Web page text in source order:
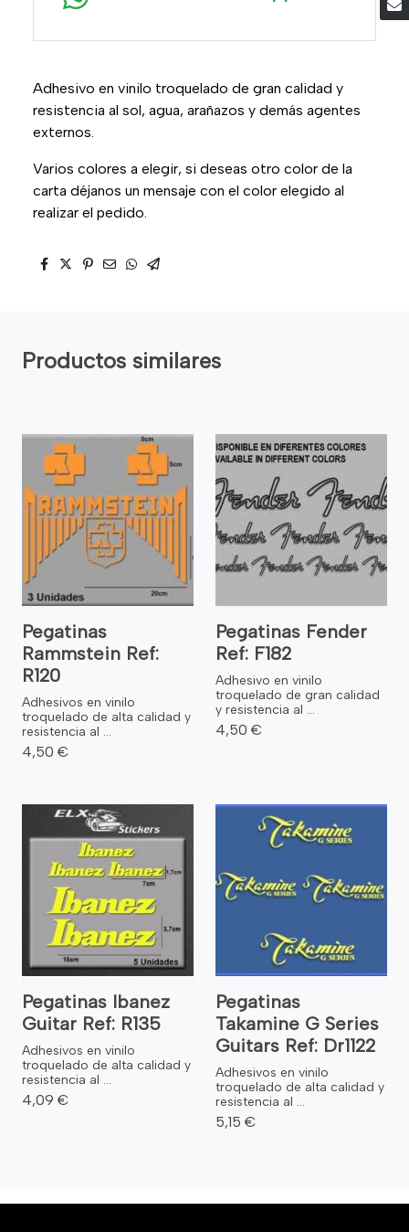
Adhesivo en vinilo troquelado de gran calidad y
resistencia al sol, agua, arañazos y demás agentes
externos.
Varios colores a elegir, si deseas otro color de la
carta déjanos un mensaje con el color elegido al
realizar el pedido.
Productos similares
Pegatinas
Rammstein Ref:
R120
Adhesivos en vinilo
troquelado de alta calidad y
resistencia al ...
4,50 €
Pegatinas Fender
Ref: F182
Adhesivo en vinilo
troquelado de gran calidad
y resistencia al ...
4,50 €
Pegatinas Ibanez
Guitar Ref: R135
Adhesivos en vinilo
troquelado de alta calidad y
resistencia al ...
4,09 €
Pegatinas
Takamine G Series
Guitars Ref: Dr1122
Adhesivos en vinilo
troquelado de alta calidad y
resistencia al ...
5,15 €